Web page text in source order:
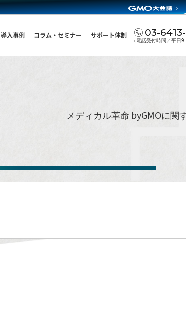
導入事例 コラム・セミナー サポート体制 03-
（電話受付時間／平日
メディカル革命 byGMOに関